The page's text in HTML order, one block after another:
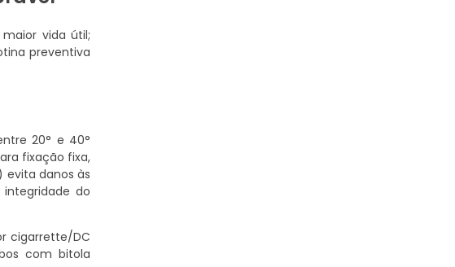
vida útil;
preventiva
20° e 40°
fixação fixa,
evita danos às
do
cigarrette/DC
com bitola